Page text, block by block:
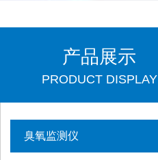
产品展示
PRODUCT DISPLAY
臭氧监测仪